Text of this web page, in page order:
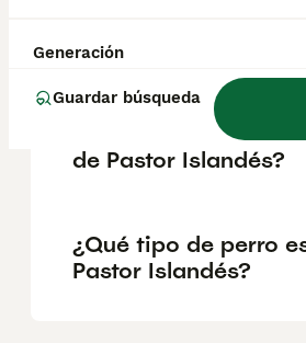
Generación
Guardar búsqueda
australiano?
¿Cuánto cuesta un
de Pastor Islandés?
¿Qué tipo de perro
Pastor Islandés?